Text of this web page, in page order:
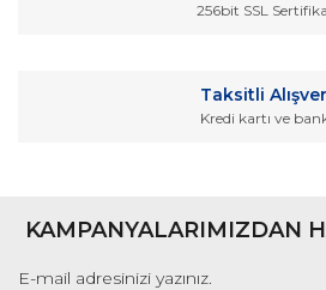
256bit SSL
Taksitli
Kredi kartı ve
KAMPANYALARIMIZDAN